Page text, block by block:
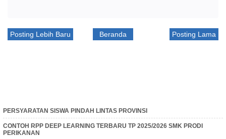
Posting Lebih Baru Posting Lama
Beranda
PERSYARATAN SISWA PINDAH LINTAS PROVINSI
CONTOH RPP DEEP LEARNING TERBARU TP 2025/2026 SMK PRODI
PERIKANAN